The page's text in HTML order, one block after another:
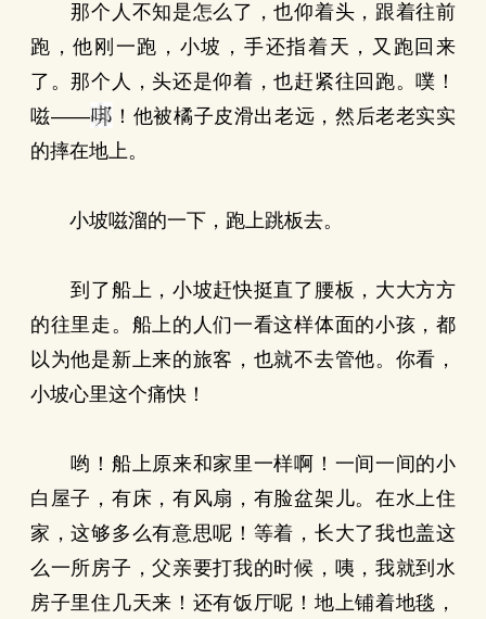
那个人不知是怎么了，也仰着头，跟着往前
跑，他刚一跑，小坡，手还指着天，又跑回来
了。那个人，头还是仰着，也赶紧往回跑。噗！
嗞——
！他被橘子皮滑出老远，然后老老实实
的摔在地上。
小坡嗞溜的一下，跑上跳板去。
到了船上，小坡赶快挺直了腰板，大大方方
的往里走。船上的人们一看这样体面的小孩，都
以为他是新上来的旅客，也就不去管他。你看，
小坡心里这个痛快！
哟！船上原来和家里一样啊！一间一间的小
白屋子，有床，有风扇，有脸盆架儿。在水上住
家，这够多么有意思呢！等着，长大了我也盖这
么一所房子，父亲要打我的时候，咦，我就到水
房子里住几天来！还有饭厅呢！地上铺着地毯，